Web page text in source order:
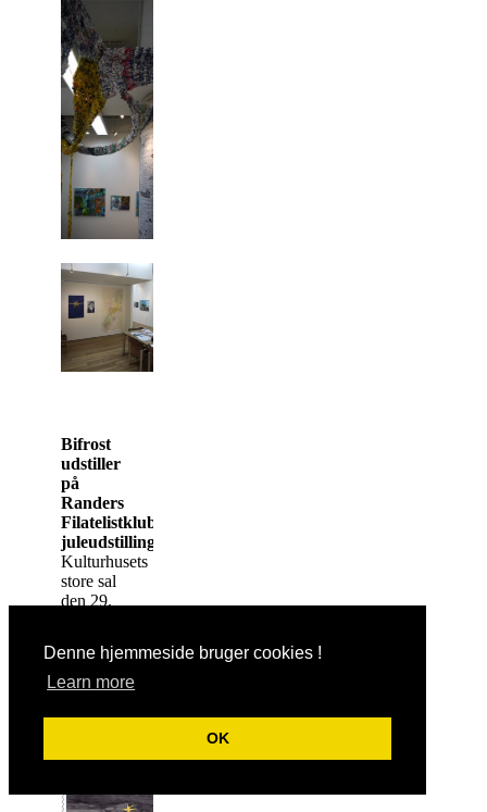
Denne hjemmeside bruger cookies !
Learn more
OK
Bifrost
udstiller
på
Randers
Filatelistklubs
juleudstilling
Kulturhusets
store sal
den 29.